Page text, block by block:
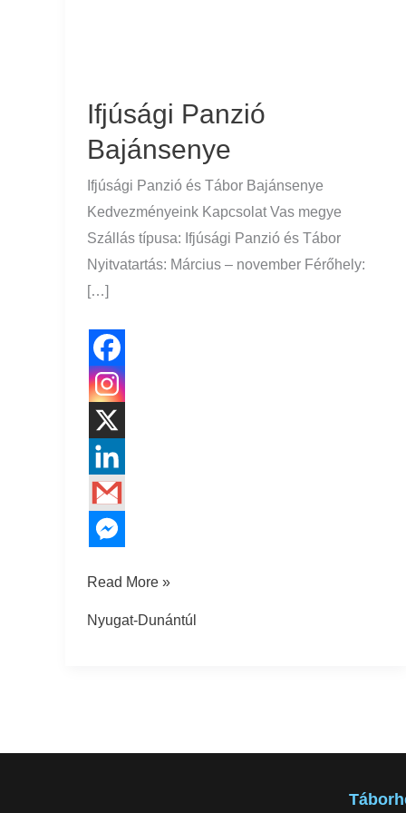
Ifjúsági Panzió
Bajánsenye
Ifjúsági Panzió és Tábor Bajánsenye
Kedvezményeink Kapcsolat Vas megye
Szállás típusa: Ifjúsági Panzió és Tábor
Nyitvatartás: Március – november Férőhely:
[…]
Read More »
Nyugat-Dunántúl